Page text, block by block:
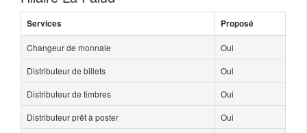
Services Proposé
Changeur de monnaie
Oui
Distributeur de billets
Oui
Distributeur de timbres
Oui
Distributeur prêt à poster
Oui